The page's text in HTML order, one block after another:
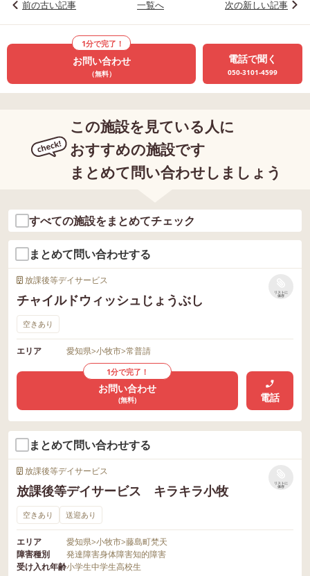
前の古い記事 一覧へ 次の新しい記事
1分で完了！
お問い合わせ
（無料）
電話で聞く
050-3101-4599
この施設を見ている人に
おすすめの施設です
まとめて問い合わせしましょう
すべての施設をまとめてチェック
まとめて問い合わせする
放課後等デイサービス
チャイルドウィッシュじょうぶし
リストに
保存
空きあり
エリア 愛知県>小牧市>常普請
1分で完了！
お問い合わせ
(無料) 電話
まとめて問い合わせする
放課後等デイサービス
放課後等デイサービス キラキラ小牧
リストに
保存
空きあり 送迎あり
エリア 愛知県>小牧市>藤島町梵天
障害種別
発達障害身体障害知的障害
受け入れ年齢小学生中学生高校生